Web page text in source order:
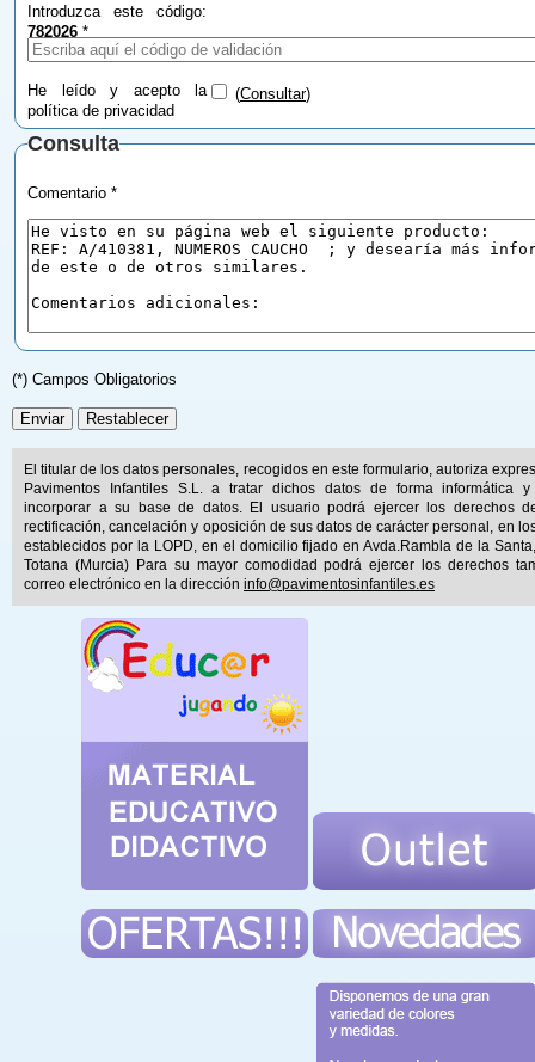
Introduzca este código:
782026 *
He leído y acepto la
política de privacidad
(Consultar)
Consulta
Comentario *
(*) Campos Obligatorios
El titular de los datos personales, recogidos en este formulario, autoriza
Pavimentos Infantiles S.L. a tratar dichos datos de forma informática y
incorporar a su base de datos. El usuario podrá ejercer los derechos
rectificación, cancelación y oposición de sus datos de carácter personal, en
establecidos por la LOPD, en el domicilio fijado en Avda.Rambla de la
Totana (Murcia) Para su mayor comodidad podrá ejercer los derechos
correo electrónico en la dirección info@pavimentosinfantiles.es